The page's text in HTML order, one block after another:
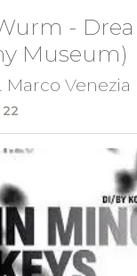
-
Museum)
Marco Venezia